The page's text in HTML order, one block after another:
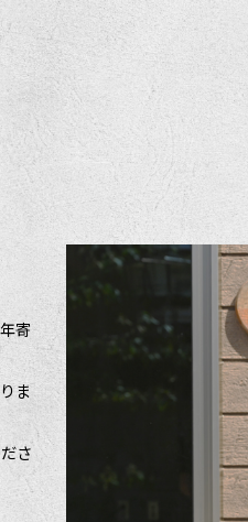
寄
ま
さ